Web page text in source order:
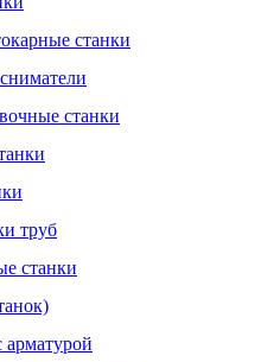
станки
станки
труб
станки
арматурой